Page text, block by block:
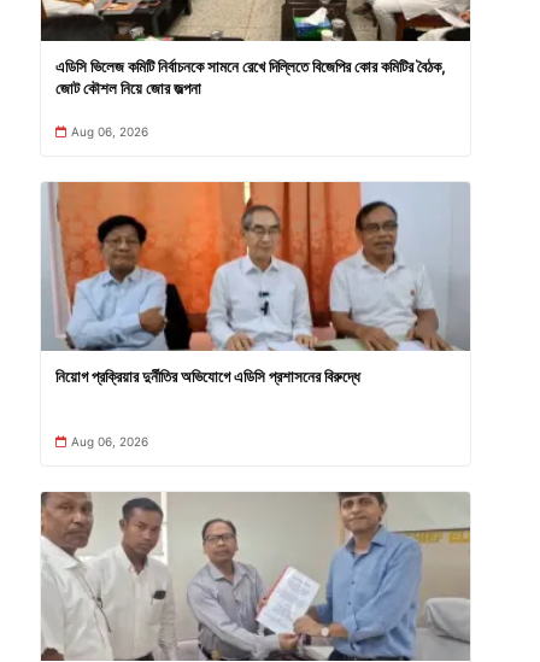
এডিসি ভিলেজ কমিটি নির্বাচনকে সামনে রেখে দিল্লিতে বিজেপির কোর কমিটির বৈঠক,
জোট কৌশল নিয়ে জোর জল্পনা
Aug 06, 2026
নিয়োগ প্রক্রিয়ার দুর্নীতির অভিযোগে এডিসি প্রশাসনের বিরুদ্ধে
Aug 06, 2026